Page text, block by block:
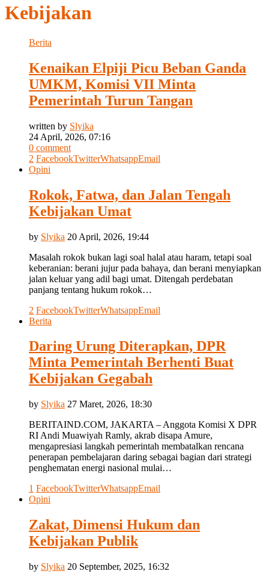
Kebijakan
Berita
Kenaikan Elpiji Picu Beban Ganda
UMKM, Komisi VII Minta
Pemerintah Turun Tangan
written by Slyika
24 April, 2026, 07:16
0 comment
2 FacebookTwitterWhatsappEmail
Opini
Rokok, Fatwa, dan Jalan Tengah
Kebijakan Umat
by Slyika 20 April, 2026, 19:44
Masalah rokok bukan lagi soal halal atau haram, tetapi soal
keberanian: berani jujur pada bahaya, dan berani menyiapkan
jalan keluar yang adil bagi umat. Ditengah perdebatan
panjang tentang hukum rokok…
2 FacebookTwitterWhatsappEmail
Berita
Daring Urung Diterapkan, DPR
Minta Pemerintah Berhenti Buat
Kebijakan Gegabah
by Slyika 27 Maret, 2026, 18:30
BERITAIND.COM, JAKARTA – Anggota Komisi X DPR
RI Andi Muawiyah Ramly, akrab disapa Amure,
mengapresiasi langkah pemerintah membatalkan rencana
penerapan pembelajaran daring sebagai bagian dari strategi
penghematan energi nasional mulai…
1 FacebookTwitterWhatsappEmail
Opini
Zakat, Dimensi Hukum dan
Kebijakan Publik
by Slyika 20 September, 2025, 16:32